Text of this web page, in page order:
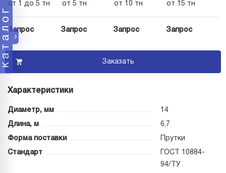
каталог
от 1 до 5 тн от 5 тн от 10 тн от 15 тн
Запрос Запрос Запрос Запрос
Заказать
Характеристики
Диаметр, мм 14
Длина, м 6,7
Форма поставки Прутки
Стандарт
ГОСТ 10884-
94/ТУ